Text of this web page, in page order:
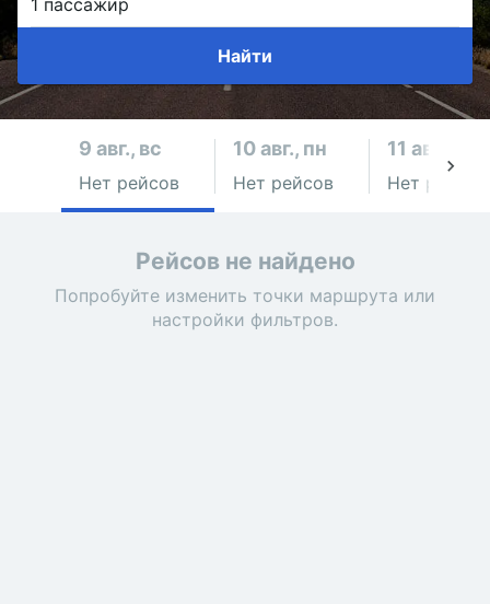
Найти
9 авг., вс
Нет рейсов
10 авг., пн
Нет рейсов
11 авг., вт
Нет рейсов
Рейсов не найдено
Попробуйте изменить точки маршрута или
настройки фильтров.